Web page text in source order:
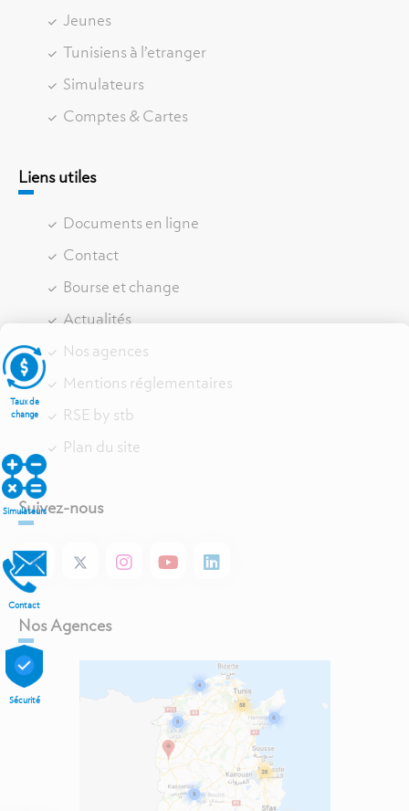
Jeunes
Tunisiens à l’etranger
Simulateurs
Comptes & Cartes
Liens utiles
Documents en ligne
Contact
Bourse et change
Actualités
Nos agences
Mentions réglementaires
RSE by stb
Plan du site
Suivez-nous
Nos Agences
Taux de
change
Simulateurs
Contact
Sécurité